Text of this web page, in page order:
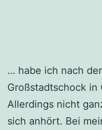
… habe ich nach
Großstadtschock in
Allerdings nicht
sich anhört. Bei